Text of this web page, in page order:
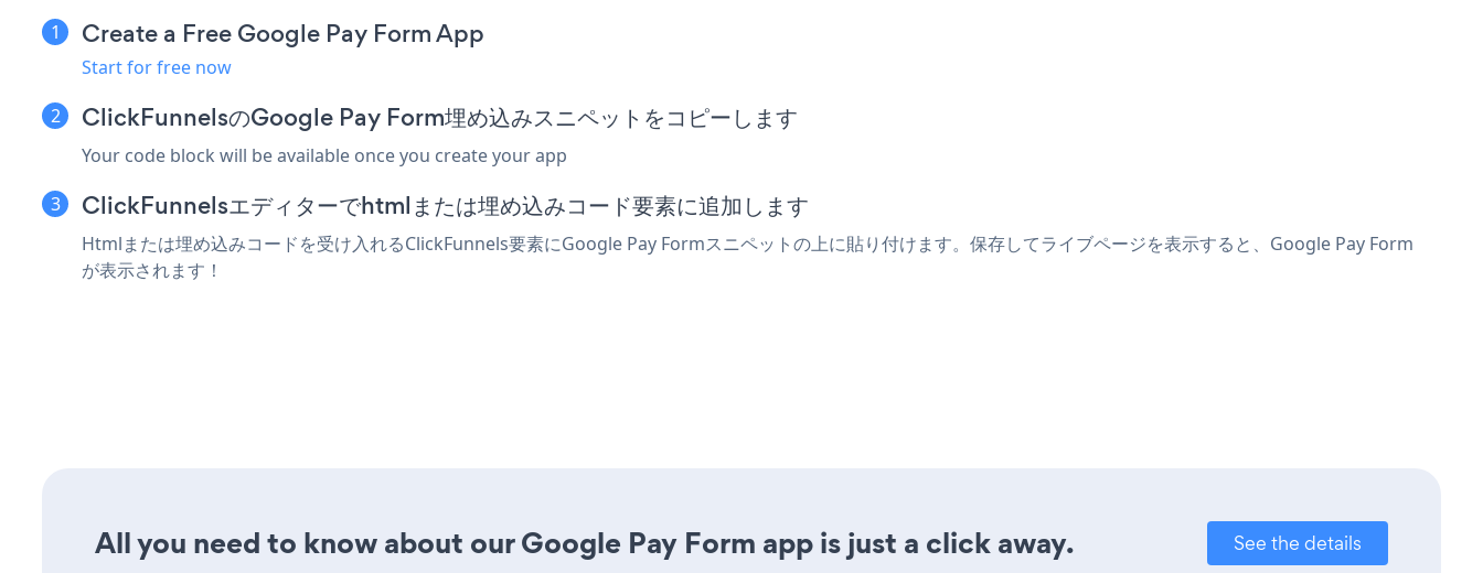
Create a Free Google Pay Form App
Start for free now
ClickFunnelsのGoogle Pay Form埋め込みスニペットをコピーします
Your code block will be available once you create your app
ClickFunnelsエディターでhtmlまたは埋め込みコード要素に追加します
Htmlまたは埋め込みコードを受け入れるClickFunnels要素にGoogle Pay Formスニペットの上に貼り付けます。保存してライブページを表示すると、Google Pay Form
が表示されます！
All you need to know about our Google Pay Form app is just a click away. See the details